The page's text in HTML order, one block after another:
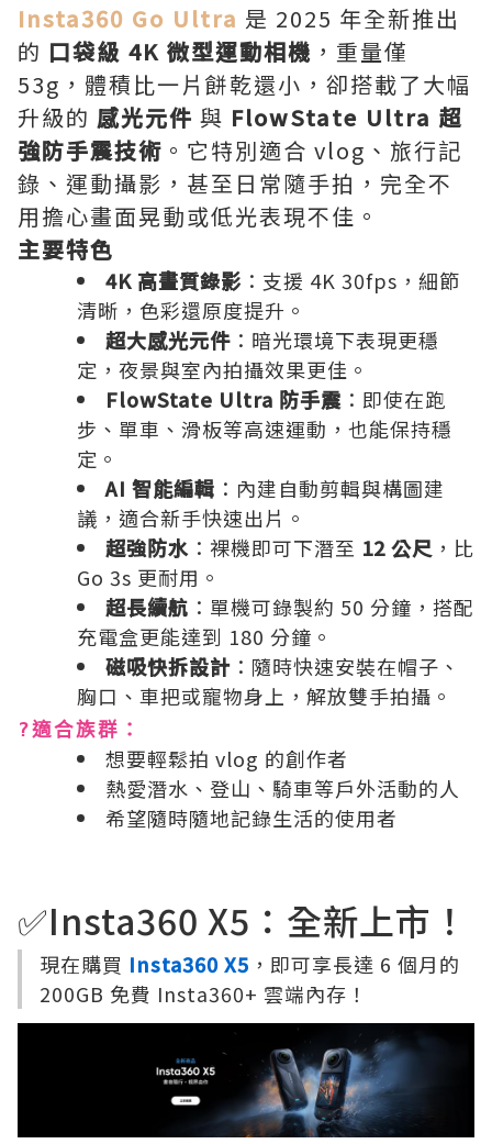
Insta360 Go Ultra 是 2025 年全新推出
的 口袋級 4K 微型運動相機 ，重量僅
53g，體積比一片餅乾還小，卻搭載了大幅
升級的 感光元件 與 FlowState Ultra 超
強防手震技術 。它特別適合 vlog、旅行記
錄、運動攝影，甚至日常隨手拍，完全不
用擔心畫面晃動或低光表現不佳。
主要特色
4K 高畫質錄影 ：支援 4K 30fps，細節
清晰，色彩還原度提升。
超大感光元件 ：暗光環境下表現更穩
定，夜景與室內拍攝效果更佳。
FlowState Ultra 防手震 ：即使在跑
步、單車、滑板等高速運動，也能保持穩
定。
AI 智能編輯 ：內建自動剪輯與構圖建
議，適合新手快速出片。
超強防水 ：裸機即可下潛至 12 公尺 ，比
Go 3s 更耐用。
超長續航 ：單機可錄製約 50 分鐘，搭配
充電盒更能達到 180 分鐘。
磁吸快拆設計 ：隨時快速安裝在帽子、
胸口、車把或寵物身上，解放雙手拍攝。
?適合族群：
想要輕鬆拍 vlog 的創作者
熱愛潛水、登山、騎車等戶外活動的人
希望隨時隨地記錄生活的使用者
✅Insta360 X5：全新上市！
現在購買 Insta360 X5 ，即可享長達 6 個月的
200GB 免費 Insta360+ 雲端內存！